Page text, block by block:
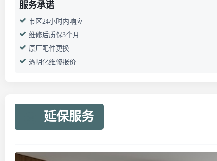
服务承诺
市区24小时内响应
维修后质保3个月
原厂配件更换
透明化维修报价
延保服务